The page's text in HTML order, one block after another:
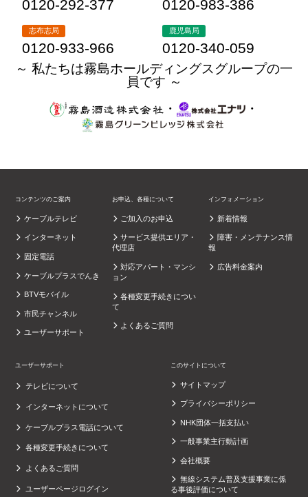
0120-292-377 0120-983-386
志布志局
0120-933-966
鹿児島局
0120-340-059
～ 私たちは霧島ホールディングスグループの一
員です ～
・
・
コンテンツのご案内
ケーブルテレビ
インターネット
固定電話
ケーブルプラスでんき
BTVモバイル
市民チャンネル
ユーザーサポート
お申込、各種について
ご加入のお申込
サービス提供エリア・
代理店
対応アパート・マンシ
ョン
各種変更手続きについ
て
よくあるご質問
インフォメーション
新着情報
障害・メンテナンス情
報
広告料金案内
ユーザーサポート
テレビについて
インターネットについて
ケーブルプラス電話について
各種変更手続きについて
よくあるご質問
ユーザーページログイン
このサイトについて
サイトマップ
プライバシーポリシー
NHK団体一括支払い
一般事業主行動計画
会社概要
無線システム普及支援事業に係
る事後評価について